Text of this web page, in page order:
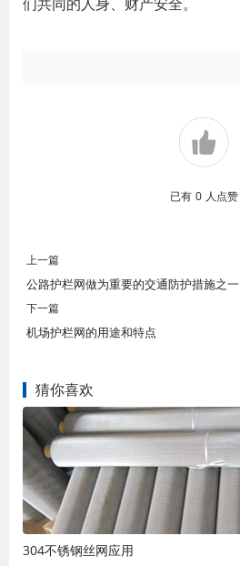
已有 0 人点赞
上一篇
公路护栏网做为重要的交通防护措施之一
下一篇
机场护栏网的用途和特点
猜你喜欢
304不锈钢丝网应用